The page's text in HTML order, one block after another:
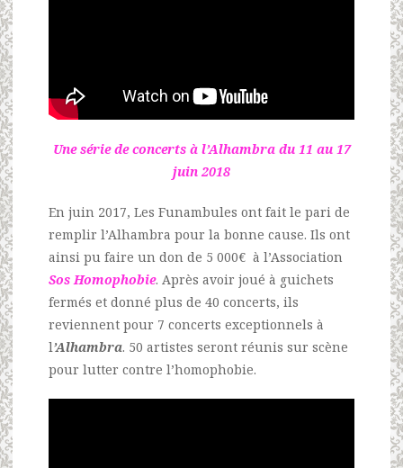
Une série de concerts à l’Alhambra du 11 au 17
juin 2018
En juin 2017, Les Funambules ont fait le pari de
remplir l’Alhambra pour la bonne cause. Ils ont
ainsi pu faire un don de 5 000€ à l’Association
Sos Homophobie. Après avoir joué à guichets
fermés et donné plus de 40 concerts, ils
reviennent pour 7 concerts exceptionnels à
l’Alhambra. 50 artistes seront réunis sur scène
pour lutter contre l’homophobie.